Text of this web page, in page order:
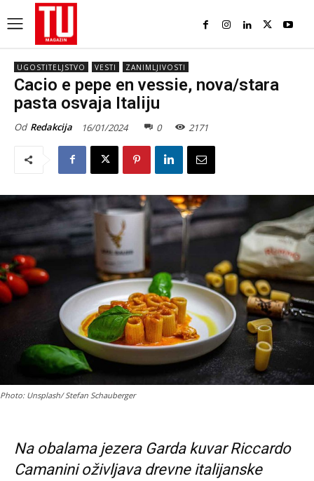
UGOSTITELJSTVO VESTI ZANIMLJIVOSTI
Cacio e pepe en vessie, nova/stara
pasta osvaja Italiju
Od Redakcija 16/01/2024 0 2171
Photo: Unsplash/ Stefan Schauberger
Na obalama jezera Garda kuvar Riccardo
Camanini oživljava drevne italijanske